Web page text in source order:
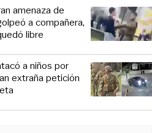
amenaza de
a compañera,
libre
a niños por
extraña petición